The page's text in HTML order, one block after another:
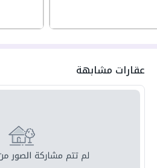
عقارات مشابهة